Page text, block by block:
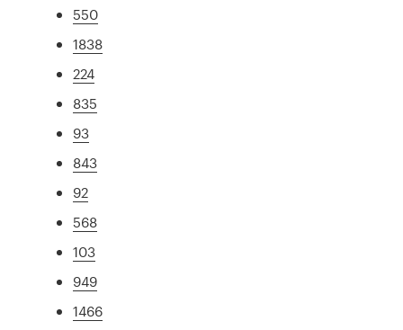
550
1838
224
835
93
843
92
568
103
949
1466